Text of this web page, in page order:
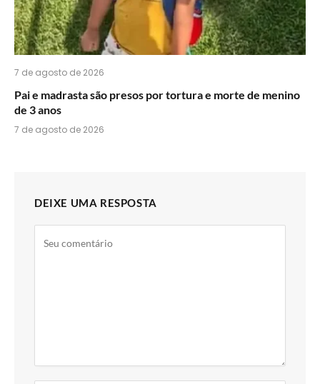
7 de agosto de 2026
Pai e madrasta são presos por tortura e morte de menino
de 3 anos
7 de agosto de 2026
DEIXE UMA RESPOSTA